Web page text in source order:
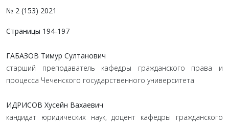
№ 2 (153) 2021
Страницы 194-197
ГАБАЗОВ Тимур Султанович
старший преподаватель кафедры гражданского права и
процесса Чеченского государственного университета
ИДРИСОВ Хусейн Вахаевич
кандидат юридических наук, доцент кафедры гражданского